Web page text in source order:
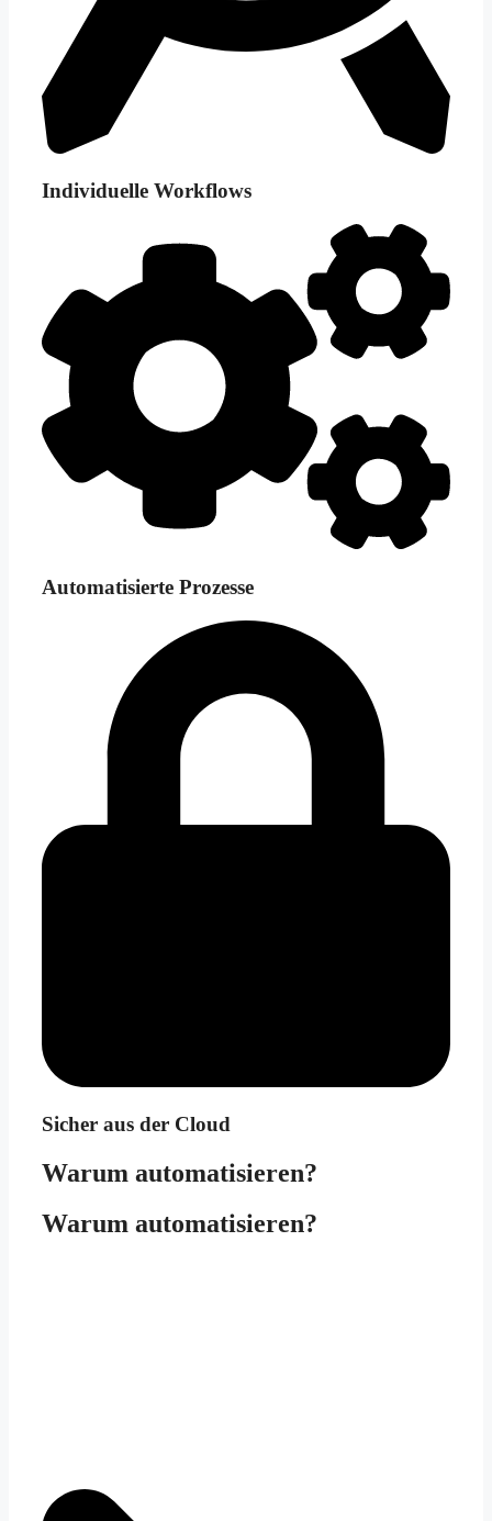
Individuelle Workflows
Automatisierte Prozesse
Sicher aus der Cloud
Warum automatisieren?
Warum automatisieren?